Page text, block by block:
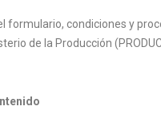
formulario, condiciones y
de la Producción